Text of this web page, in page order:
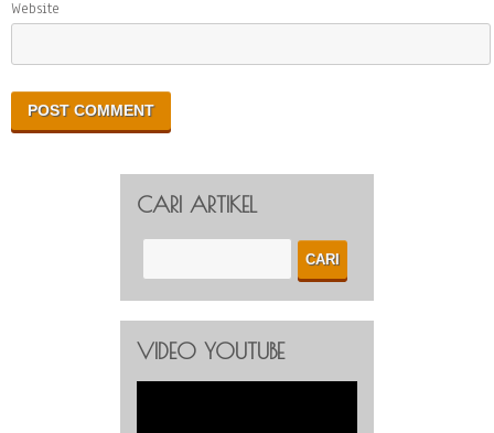
Website
CARI ARTIKEL
VIDEO YOUTUBE